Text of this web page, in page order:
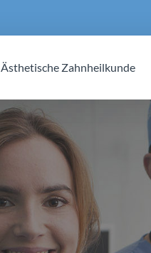
Ästhetische Zahnheilkunde